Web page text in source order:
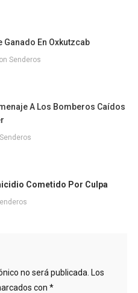
Ganado En Oxkutzcab
Senderos
A Los Bomberos Caídos
Cometido Por Culpa
no será publicada. Los
con *